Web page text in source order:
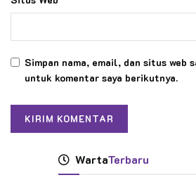
Simpan nama, email, dan situs web
untuk komentar saya berikutnya.
WartaTerbaru